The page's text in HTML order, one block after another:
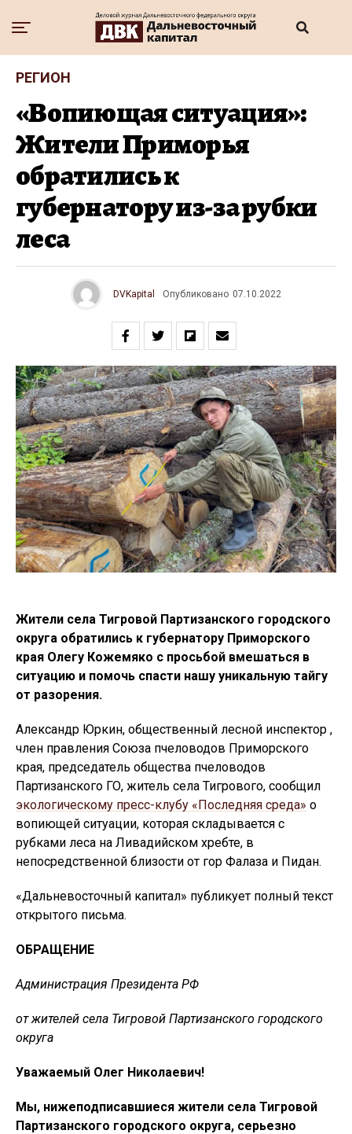
РЕГИОН
«Вопиющая ситуация»:
Жители Приморья
обратились к
губернатору из-за рубки
леса
DVKapital Опубликовано 07.10.2022
Жители села Тигровой Партизанского городского
округа обратились к губернатору Приморского
края Олегу Кожемяко с просьбой вмешаться в
ситуацию и помочь спасти нашу уникальную тайгу
от разорения.
Александр Юркин, общественный лесной инспектор ,
член правления Союза пчеловодов Приморского
края, председатель общества пчеловодов
Партизанского ГО, житель села Тигрового, сообщил
экологическому пресс-клубу «Последняя среда» о
вопиющей ситуации, которая складывается с
рубками леса на Ливадийском хребте, в
непосредственной близости от гор Фалаза и Пидан.
«Дальневосточный капитал» публикует полный текст
открытого письма.
ОБРАЩЕНИЕ
Администрация Президента РФ
от жителей села Тигровой Партизанского городского
округа
Уважаемый Олег Николаевич!
Мы, нижеподписавшиеся жители села Тигровой
Партизанского городского округа, серьезно